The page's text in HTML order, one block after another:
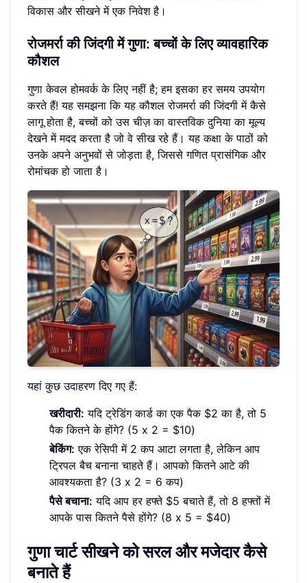
विकास और सीखने में एक निवेश है।
रोजमर्रा की जिंदगी में गुणा: बच्चों के लिए व्यावहारिक
कौशल
गुणा केवल होमवर्क के लिए नहीं है; हम इसका हर समय उपयोग
करते हैं! यह समझना कि यह कौशल रोजमर्रा की जिंदगी में कैसे
लागू होता है, बच्चों को उस चीज़ का वास्तविक दुनिया का मूल्य
देखने में मदद करता है जो वे सीख रहे हैं। यह कक्षा के पाठों को
उनके अपने अनुभवों से जोड़ता है, जिससे गणित प्रासंगिक और
रोमांचक हो जाता है।
यहां कुछ उदाहरण दिए गए हैं:
खरीदारी: यदि ट्रेडिंग कार्ड का एक पैक $2 का है, तो 5
पैक कितने के होंगे? (5 x 2 = $10)
बेकिंग: एक रेसिपी में 2 कप आटा लगता है, लेकिन आप
ट्रिपल बैच बनाना चाहते हैं। आपको कितने आटे की
आवश्यकता है? (3 x 2 = 6 कप)
पैसे बचाना: यदि आप हर हफ्ते $5 बचाते हैं, तो 8 हफ्तों में
आपके पास कितने पैसे होंगे? (8 x 5 = $40)
गुणा चार्ट सीखने को सरल और मजेदार कैसे
बनाते हैं